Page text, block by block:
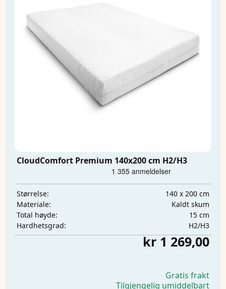
CloudComfort Premium 140x200 cm H2/H3
Størrelse:
140 x 200 cm
Materiale:
Kaldt skum
Total høyde:
15 cm
Hardhetsgrad:
H2/H3
kr 1 269,00
Gratis frakt
Tilgjengelig umiddelbart